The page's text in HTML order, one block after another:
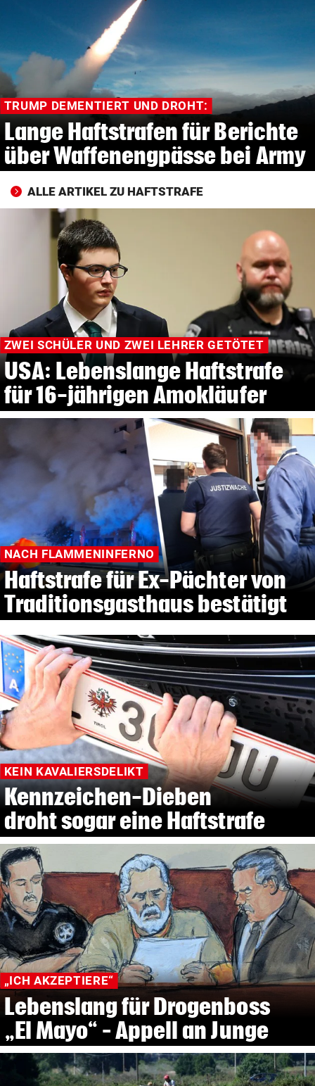
© Krone Multimedia GmbH & Co KG 2026
Muthgasse 2, 1190 Wien
TRUMP DEMENTIERT UND DROHT:
Lange Haftstrafen für Berichte
über Waffenengpässe bei Army
ALLE ARTIKEL ZU HAFTSTRAFE
ZWEI SCHÜLER UND ZWEI LEHRER GETÖTET
USA: Lebenslange Haftstrafe
für 16-jährigen Amokläufer
NACH FLAMMENINFERNO
Haftstrafe für Ex-Pächter von
Traditionsgasthaus bestätigt
KEIN KAVALIERSDELIKT
Kennzeichen-Dieben
droht sogar eine Haftstrafe
„ICH AKZEPTIERE“
Lebenslang für Drogenboss
„El Mayo“ – Appell an Junge